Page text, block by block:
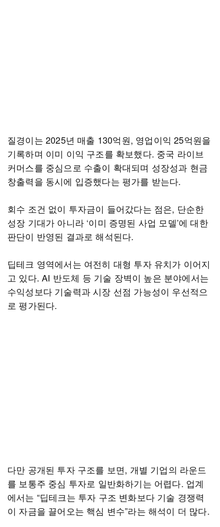
질경이는 2025년 매출 130억원, 영업이익 25억원을
기록하며 이미 이익 구조를 확보했다. 중국 라이브
커머스를 중심으로 수출이 확대되며 성장성과 현금
창출력을 동시에 입증했다는 평가를 받는다.
회수 조건 없이 투자금이 들어갔다는 점은, 단순한
성장 기대가 아니라 ‘이미 증명된 사업 모델’에 대한
판단이 반영된 결과로 해석된다.
딥테크 영역에서는 여전히 대형 투자 유치가 이어지
고 있다. AI 반도체 등 기술 장벽이 높은 분야에서는
수익성보다 기술력과 시장 선점 가능성이 우선적으
로 평가된다.
다만 공개된 투자 구조를 보면, 개별 기업의 라운드
를 보통주 중심 투자로 일반화하기는 어렵다. 업계
에서는 “딥테크는 투자 구조 변화보다 기술 경쟁력
이 자금을 끌어오는 핵심 변수”라는 해석이 더 많다.